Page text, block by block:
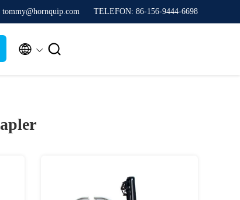
TELEFON: 86-156-9444-6698
 